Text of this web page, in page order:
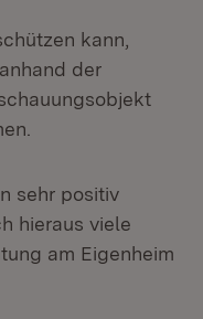
kann,
der
sehr positiv
hieraus viele
am Eigenheim